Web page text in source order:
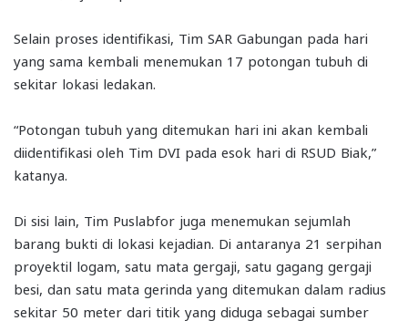
Selain proses identifikasi, Tim SAR Gabungan pada hari
yang sama kembali menemukan 17 potongan tubuh di
sekitar lokasi ledakan.
“Potongan tubuh yang ditemukan hari ini akan kembali
diidentifikasi oleh Tim DVI pada esok hari di RSUD Biak,”
katanya.
Di sisi lain, Tim Puslabfor juga menemukan sejumlah
barang bukti di lokasi kejadian. Di antaranya 21 serpihan
proyektil logam, satu mata gergaji, satu gagang gergaji
besi, dan satu mata gerinda yang ditemukan dalam radius
sekitar 50 meter dari titik yang diduga sebagai sumber